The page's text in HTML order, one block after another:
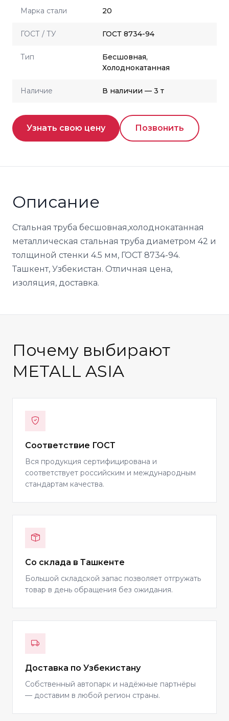
Марка стали 20
ГОСТ / ТУ ГОСТ 8734-94
Тип
Бесшовная,
Холоднокатанная
Наличие В наличии — 3 т
Узнать свою цену Позвонить
Описание
Стальная труба бесшовная,холоднокатанная
металлическая стальная труба диаметром 42 и
толщиной стенки 4.5 мм, ГОСТ 8734-94.
Ташкент, Узбекистан. Отличная цена,
изоляция, доставка.
Почему выбирают
METALL ASIA
Соответствие ГОСТ
Вся продукция сертифицирована и
соответствует российским и международным
стандартам качества.
Со склада в Ташкенте
Большой складской запас позволяет отгружать
товар в день обращения без ожидания.
Доставка по Узбекистану
Собственный автопарк и надёжные партнёры
— доставим в любой регион страны.